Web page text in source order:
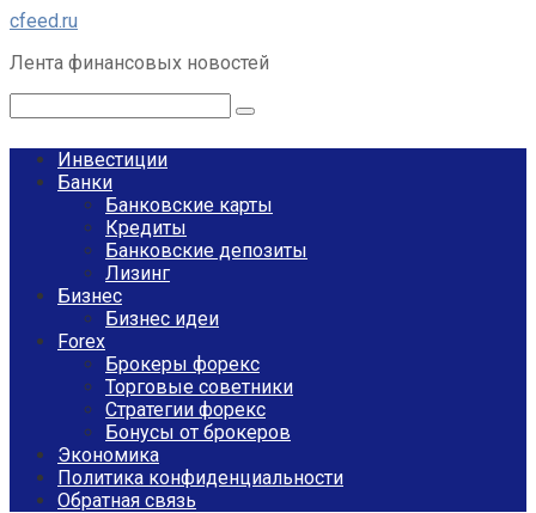
Перейти
контенту
cfeed.ru
Лента финансовых новостей
Инвестиции
Банки
Банковские карты
Кредиты
Банковские депозиты
Лизинг
Бизнес
Бизнес идеи
Forex
Брокеры форекс
Торговые советники
Стратегии форекс
Бонусы от брокеров
Экономика
Политика конфиденциальности
Обратная связь